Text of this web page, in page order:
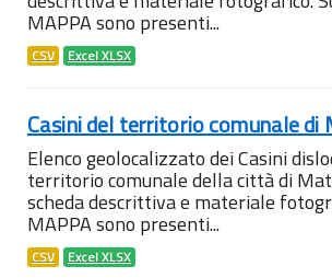
MAPPA sono presenti...
CSV Excel XLSX
Casini del territorio comunale di
Elenco geolocalizzato dei Casini
territorio comunale della città di
scheda descrittiva e materiale
MAPPA sono presenti...
CSV Excel XLSX